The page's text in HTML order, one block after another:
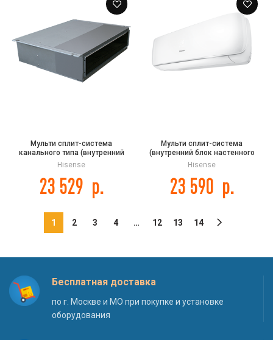
Мульти сплит-система
канального типа (внутренний
блок) Hisense AMD-18UX4SJD DC
Hisense
23 529 р.
Мульти сплит-система
(внутренний блок настенного
типа) Hisense AMS-
Design FREE MATCH DC Inverter R32
Hisense
23 590 р.
1 2 3 4 … 12 13 14
Бесплатная доставка
по г. Москве и МО при покупке и установке
оборудования